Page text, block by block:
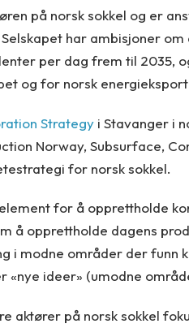
på norsk sokkel og er
har ambisjoner
per dag frem til 2035,
og for norsk
Strategyi Stavanger i
Norway, Subsurface,
for norsk sokkel.
for å opprettholde
å opprettholde dagens
i modne områder der funn
«nye ideer» (umodne
aktører på norsk sokkel